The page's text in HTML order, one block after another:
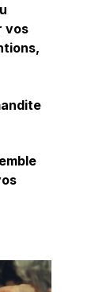
vos